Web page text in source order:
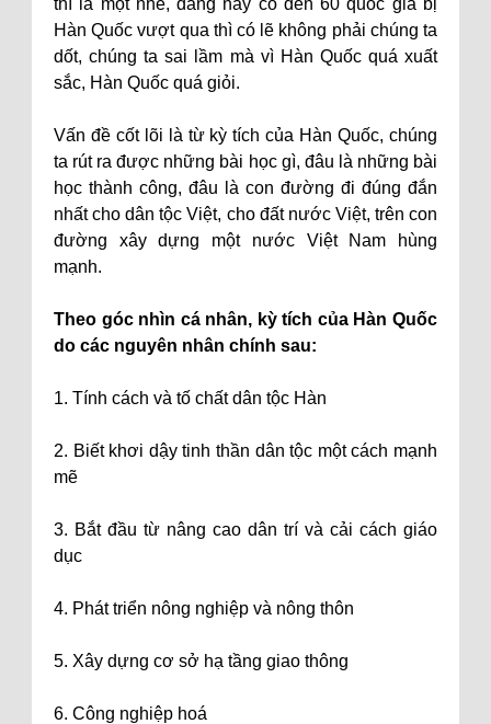
thì là một nhẽ, đằng này có đến 60 quốc gia bị
Hàn Quốc vượt qua thì có lẽ không phải chúng ta
dốt, chúng ta sai lầm mà vì Hàn Quốc quá xuất
sắc, Hàn Quốc quá giỏi.
Vấn đề cốt lõi là từ kỳ tích của Hàn Quốc, chúng
ta rút ra được những bài học gì, đâu là những bài
học thành công, đâu là con đường đi đúng đắn
nhất cho dân tộc Việt, cho đất nước Việt, trên con
đường xây dựng một nước Việt Nam hùng
mạnh.
Theo góc nhìn cá nhân, kỳ tích của Hàn Quốc
do các nguyên nhân chính sau:
1. Tính cách và tố chất dân tộc Hàn
2. Biết khơi dậy tinh thần dân tộc một cách mạnh
mẽ
3. Bắt đầu từ nâng cao dân trí và cải cách giáo
dục
4. Phát triển nông nghiệp và nông thôn
5. Xây dựng cơ sở hạ tầng giao thông
6. Công nghiệp hoá